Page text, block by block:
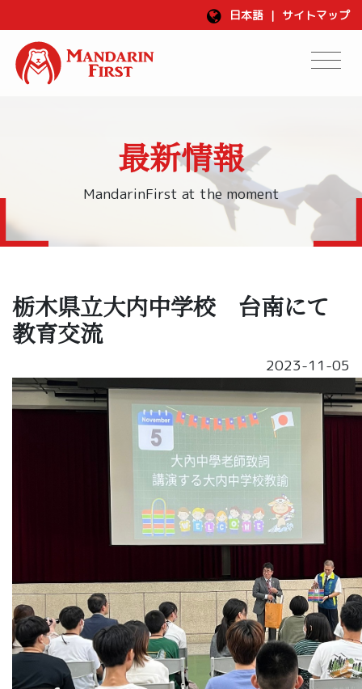
日本語 | サイトマップ
最新情報
MandarinFirst at the moment
栃木県立大内中学校 台南にて
教育交流
2023-11-05